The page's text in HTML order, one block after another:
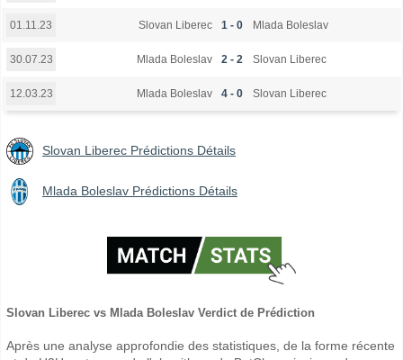
01.11.23 Slovan Liberec 1 - 0 Mlada Boleslav
30.07.23 Mlada Boleslav 2 - 2 Slovan Liberec
12.03.23 Mlada Boleslav 4 - 0 Slovan Liberec
Slovan Liberec Prédictions Détails
Mlada Boleslav Prédictions Détails
Slovan Liberec vs Mlada Boleslav Verdict de Prédiction
Après une analyse approfondie des statistiques, de la forme récente